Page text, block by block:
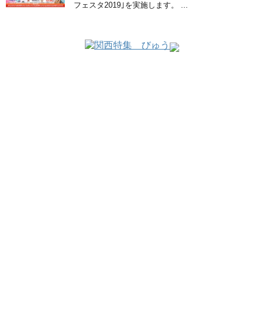
フェスタ2019｣を実施します。 ...